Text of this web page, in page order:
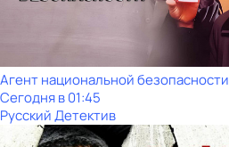
Агент национальной безопасности
Сегодня в 01:45
Русский Детектив